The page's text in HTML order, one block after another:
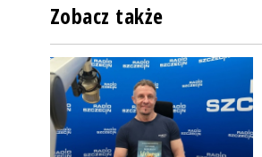
Zobacz także